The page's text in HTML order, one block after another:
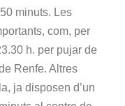
minuts. Les
com, per
h. per pujar de
Renfe. Altres
ja disposen d’un